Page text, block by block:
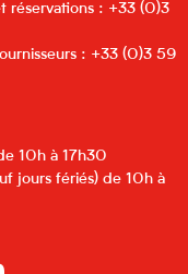
réservations : +33 (0)3
: +33 (0)3 59
10h à 17h30
jours fériés) de 10h à